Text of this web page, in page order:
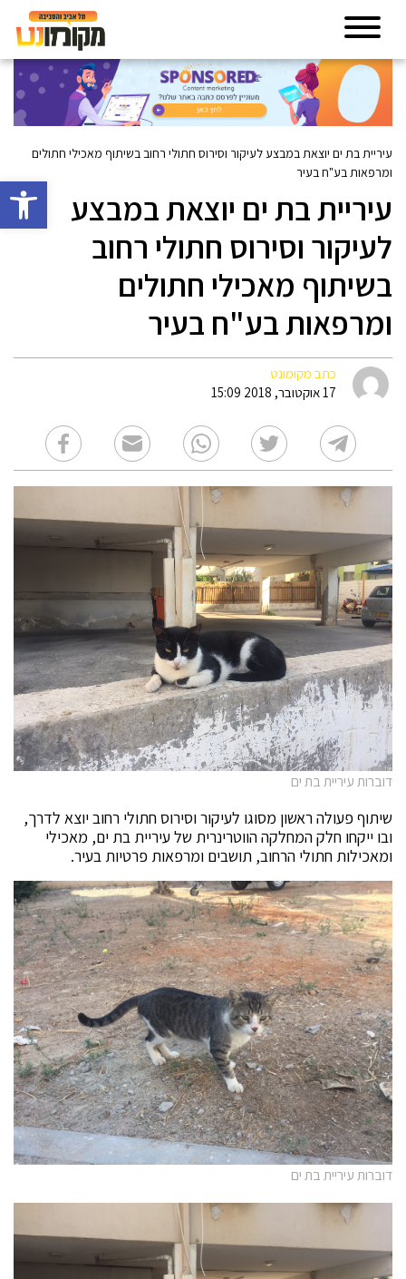
פתח
עיריית בת ים יוצאת במבצע לעיקור וסירוס חתולי רחוב בשיתוף מאכילי חתולים
ומרפאות בע"ח בעיר
עיריית בת ים יוצאת במבצע
לעיקור וסירוס חתולי רחוב
בשיתוף מאכילי חתולים
ומרפאות בע"ח בעיר
כתב מקומונט
17 אוקטובר, 2018 15:09
דוברות עיריית בת ים
שיתוף פעולה ראשון מסוגו לעיקור וסירוס חתולי רחוב יוצא לדרך,
ובו ייקחו חלק המחלקה הווטרינרית של עיריית בת ים, מאכילי
ומאכילות חתולי הרחוב, תושבים ומרפאות פרטיות בעיר.
דוברות עיריית בת ים